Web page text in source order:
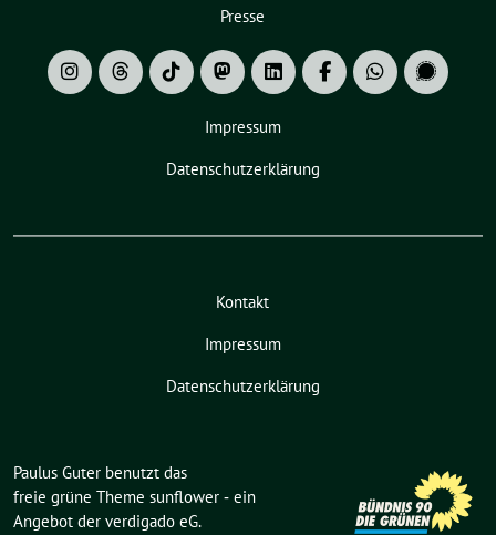
Presse
Impressum
Datenschutzerklärung
Kontakt
Impressum
Datenschutzerklärung
Paulus Guter benutzt das
freie grüne Theme sunflower ‐ ein
Angebot der verdigado eG.